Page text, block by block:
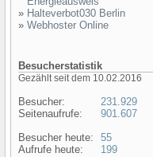
» Halteverbot030 Berlin
» Webhoster Online
Besucherstatistik
Gezählt seit dem 10.02.2016
Besucher:
Seitenaufrufe:
Besucher heute:
Aufrufe heute:
231.929
901.607
55
199